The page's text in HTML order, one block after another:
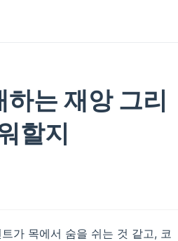
는 재앙 그리
할지
가 목에서 숨을 쉬는 것 같고, 코